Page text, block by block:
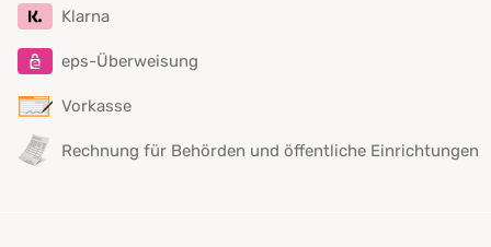
Klarna
eps-Überweisung
Vorkasse
Rechnung für Behörden und öffentliche Einrichtungen